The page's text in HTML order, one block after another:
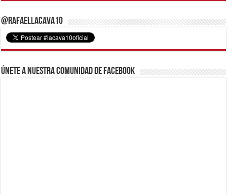
@RafaelLacava10
Únete a nuestra comunidad de Facebook